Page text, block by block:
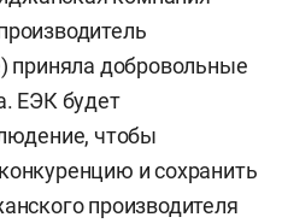
приняла добровольные
ЕЭК будет
чтобы
и сохранить
производителя